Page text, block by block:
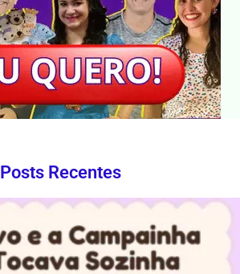
Posts Recentes